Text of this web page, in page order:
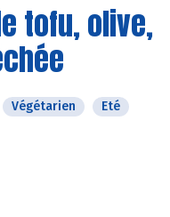
tofu, olive,
Végétarien
Eté